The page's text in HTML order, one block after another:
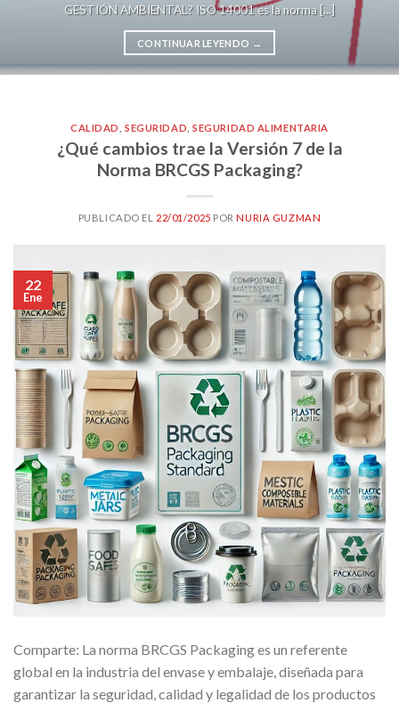
GESTIÓN AMBIENTAL? ISO 14001 es la norma [...]
CONTINUAR LEYENDO →
CALIDAD ,SEGURIDAD ,SEGURIDAD ALIMENTARIA
¿Qué cambios trae la Versión 7 de la
Norma BRCGS Packaging?
PUBLICADO EL 22/01/2025 PORNURIA GUZMAN
22
Ene
Comparte: La norma BRCGS Packaging es un referente
global en la industria del envase y embalaje, diseñada para
garantizar la seguridad, calidad y legalidad de los productos